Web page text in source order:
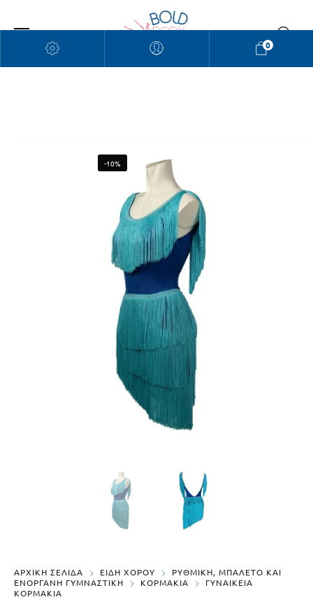
0
-10%
ΑΡΧΙΚΗ ΣΕΛΙΔΑ ΕΙΔΗ ΧΟΡΟΥ
ΡΥΘΜΙΚΗ, ΜΠΑΛΕΤΟ ΚΑΙ
ΕΝΟΡΓΑΝΗ ΓΥΜΝΑΣΤΙΚΗ
ΚΟΡΜΑΚΙΑ
ΓΥΝΑΙΚΕΙΑ
ΚΟΡΜΑΚΙΑ